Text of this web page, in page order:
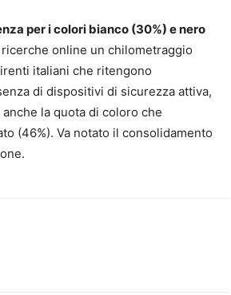
per i colori bianco (30%) e nero
online un chilometraggio
italiani che ritengono
di dispositivi di sicurezza attiva,
la quota di coloro che
(46%). Va notato il consolidamento